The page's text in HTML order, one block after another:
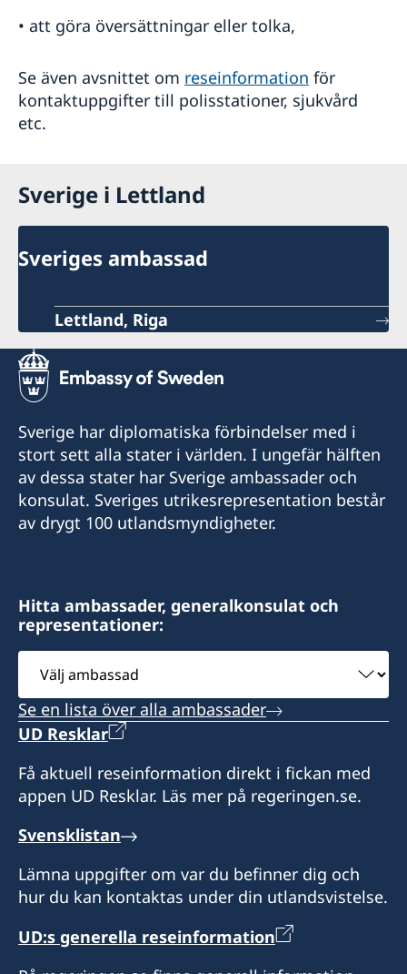
• att göra översättningar eller tolka,
Se även avsnittet om reseinformation för
kontaktuppgifter till polisstationer, sjukvård
etc.
Sverige i Lettland
Sveriges ambassad
Lettland, Riga
Sverige har diplomatiska förbindelser med i
stort sett alla stater i världen. I ungefär hälften
av dessa stater har Sverige ambassader och
konsulat. Sveriges utrikesrepresentation består
av drygt 100 utlandsmyndigheter.
Hitta ambassader, generalkonsulat och
representationer:
Välj
ambassad
Se en lista över alla ambassader
UD Resklar
Få aktuell reseinformation direkt i fickan med
appen UD Resklar. Läs mer på regeringen.se.
Svensklistan
Lämna uppgifter om var du befinner dig och
hur du kan kontaktas under din utlandsvistelse.
UD:s generella reseinformation